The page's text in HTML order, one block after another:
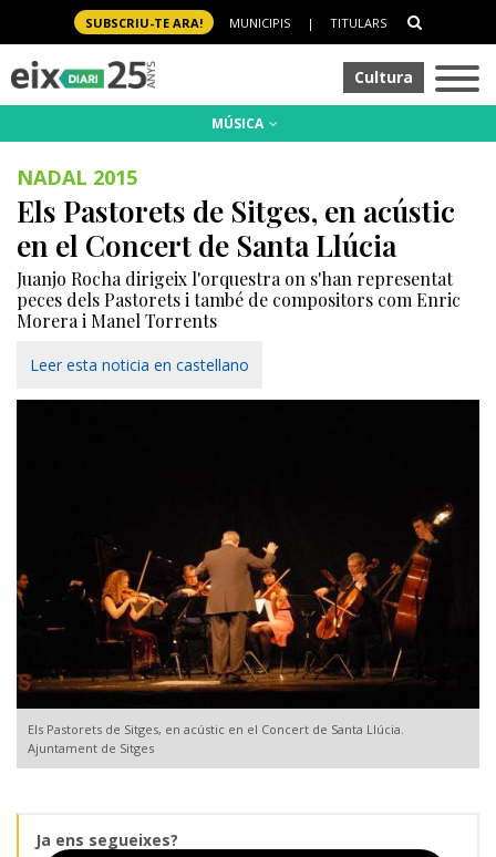
SUBSCRIU-TE ARA! MUNICIPIS | TITULARS
Cultura
MÚSICA
NADAL 2015
Els Pastorets de Sitges, en acústic
en el Concert de Santa Llúcia
Juanjo Rocha dirigeix l'orquestra on s'han representat
peces dels Pastorets i també de compositors com Enric
Morera i Manel Torrents
Leer esta noticia en castellano
Els Pastorets de Sitges, en acústic en el Concert de Santa Llúcia.
Ajuntament de Sitges
Ja ens segueixes?